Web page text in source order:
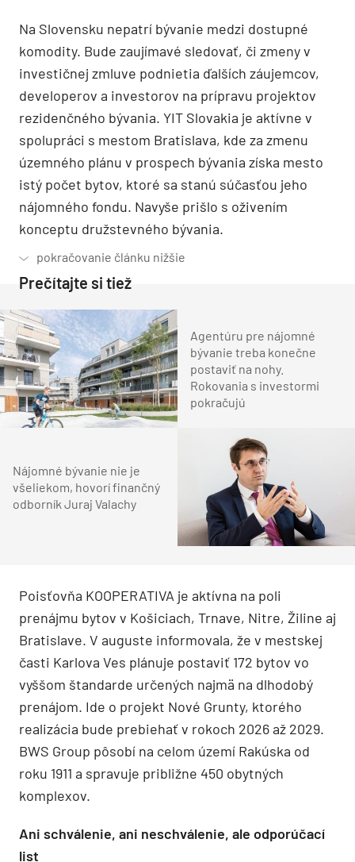
Na Slovensku nepatrí bývanie medzi dostupné
komodity. Bude zaujímavé sledovať, či zmeny v
investičnej zmluve podnietia ďalších záujemcov,
developerov a investorov na prípravu projektov
rezidenčného bývania. YIT Slovakia je aktívne v
spolupráci s mestom Bratislava, kde za zmenu
územného plánu v prospech bývania získa mesto
istý počet bytov, ktoré sa stanú súčasťou jeho
nájomného fondu. Navyše prišlo s oživením
konceptu družstevného bývania.
Prečítajte si tiež
Agentúru pre nájomné
bývanie treba konečne
postaviť na nohy.
Rokovania s investormi
pokračujú
Nájomné bývanie nie je
všeliekom, hovorí finančný
odborník Juraj Valachy
Poisťovňa KOOPERATIVA je aktívna na poli
prenájmu bytov v Košiciach, Trnave, Nitre, Žiline aj
Bratislave. V auguste informovala, že v mestskej
časti Karlova Ves plánuje postaviť 172 bytov vo
vyššom štandarde určených najmä na dlhodobý
prenájom. Ide o projekt Nové Grunty, ktorého
realizácia bude prebiehať v rokoch 2026 až 2029.
BWS Group pôsobí na celom území Rakúska od
roku 1911 a spravuje približne 450 obytných
komplexov.
Ani schválenie, ani neschválenie, ale odporúčací
list